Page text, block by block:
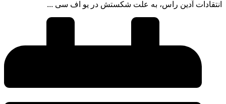
انتقادات آدین راس، به علت شکستش در یو اف سی ...